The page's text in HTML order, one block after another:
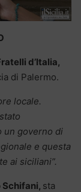
d’Italia,
di Palermo.
locale.
un governo di
e questa
ai siciliani”.
Schifani, sta